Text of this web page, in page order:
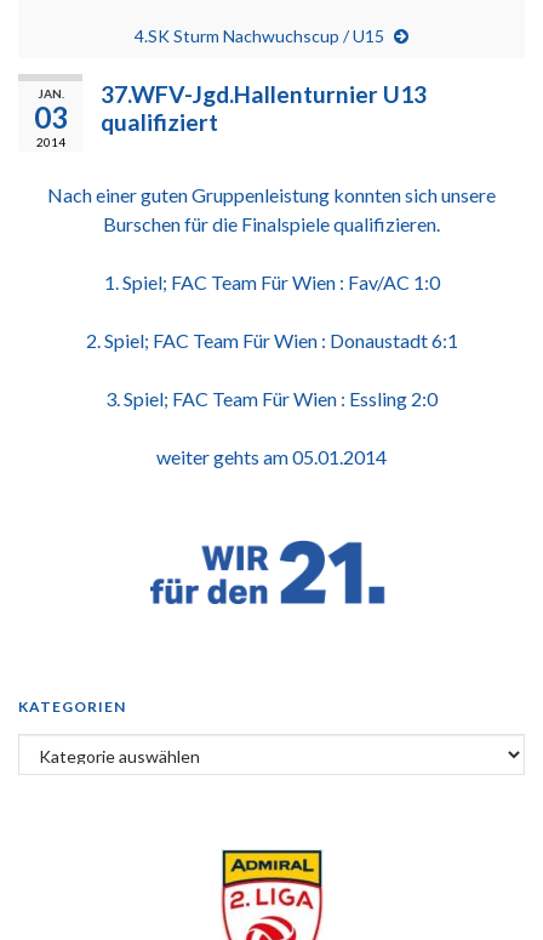
4.SK Sturm Nachwuchscup / U15
JAN.
03
2014
37.WFV-Jgd.Hallenturnier U13
qualifiziert
Nach einer guten Gruppenleistung konnten sich unsere
Burschen für die Finalspiele qualifizieren.
1. Spiel; FAC Team Für Wien : Fav/AC 1:0
2. Spiel; FAC Team Für Wien : Donaustadt 6:1
3. Spiel; FAC Team Für Wien : Essling 2:0
weiter gehts am 05.01.2014
KATEGORIEN
Kategorien